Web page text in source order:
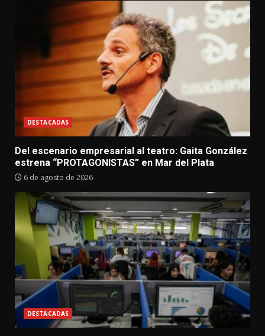
DESTACADAS
Del escenario empresarial al teatro: Gaita González
estrena “PROTAGONISTAS” en Mar del Plata
6 de agosto de 2026
DESTACADAS